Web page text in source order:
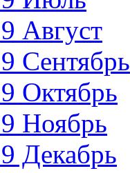
Август
Сентябрь
Октябрь
Ноябрь
Декабрь